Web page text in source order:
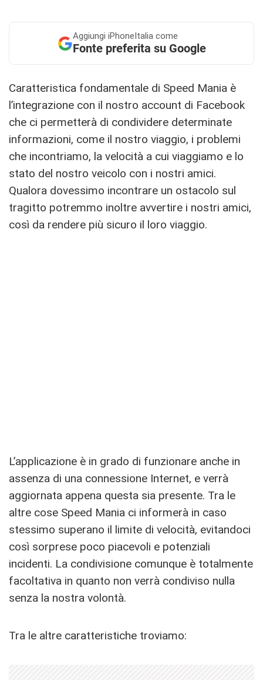
Aggiungi iPhoneItalia come
Fonte preferita su Google
Caratteristica fondamentale di Speed Mania è
l’integrazione con il nostro account di Facebook
che ci permetterà di condividere determinate
informazioni, come il nostro viaggio, i problemi
che incontriamo, la velocità a cui viaggiamo e lo
stato del nostro veicolo con i nostri amici.
Qualora dovessimo incontrare un ostacolo sul
tragitto potremmo inoltre avvertire i nostri amici,
così da rendere più sicuro il loro viaggio.
L’applicazione è in grado di funzionare anche in
assenza di una connessione Internet, e verrà
aggiornata appena questa sia presente. Tra le
altre cose Speed Mania ci informerà in caso
stessimo superano il limite di velocità, evitandoci
così sorprese poco piacevoli e potenziali
incidenti. La condivisione comunque è totalmente
facoltativa in quanto non verrà condiviso nulla
senza la nostra volontà.
Tra le altre caratteristiche troviamo: